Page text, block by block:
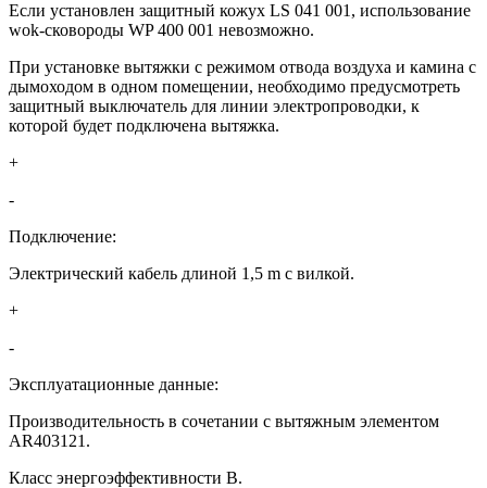
Если установлен защитный кожух LS 041 001, использование
wok-сковороды WP 400 001 невозможно.
При установке вытяжки с режимом отвода воздуха и камина с
дымоходом в одном помещении, необходимо предусмотреть
защитный выключатель для линии электропроводки, к
которой будет подключена вытяжка.
+
-
Подключение:
Электрический кабель длиной 1,5 m с вилкой.
+
-
Эксплуатационные данные:
Производительность в сочетании с вытяжным элементом
AR403121.
Класс энергоэффективности B.